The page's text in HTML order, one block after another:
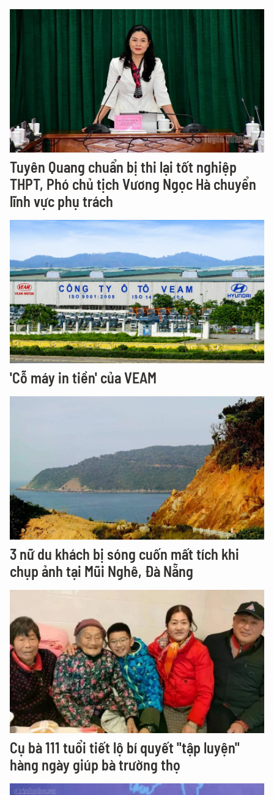
Tuyên Quang chuẩn bị thi lại tốt nghiệp
THPT, Phó chủ tịch Vương Ngọc Hà chuyển
lĩnh vực phụ trách
'Cỗ máy in tiền' của VEAM
3 nữ du khách bị sóng cuốn mất tích khi
chụp ảnh tại Mũi Nghê, Đà Nẵng
Cụ bà 111 tuổi tiết lộ bí quyết "tập luyện"
hàng ngày giúp bà trường thọ